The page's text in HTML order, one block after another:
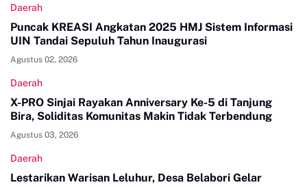
Daerah
Puncak KREASI Angkatan 2025 HMJ Sistem Informasi
UIN Tandai Sepuluh Tahun Inaugurasi
Agustus 02, 2026
Daerah
X-PRO Sinjai Rayakan Anniversary Ke-5 di Tanjung
Bira, Soliditas Komunitas Makin Tidak Terbendung
Agustus 03, 2026
Daerah
Lestarikan Warisan Leluhur, Desa Belabori Gelar